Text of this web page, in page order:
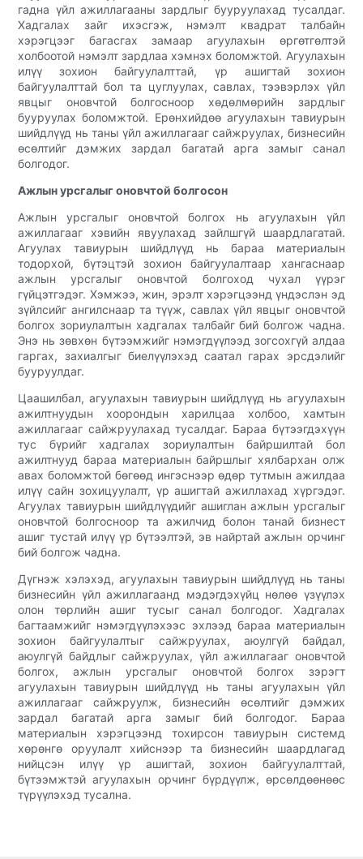
гадна үйл ажиллагааны зардлыг бууруулахад тусалдаг.
Хадгалах зайг ихэсгэж, нэмэлт квадрат талбайн
хэрэгцээг багасгах замаар агуулахын өргөтгөлтэй
холбоотой нэмэлт зардлаа хэмнэх боломжтой. Агуулахын
илүү зохион байгуулалттай, үр ашигтай зохион
байгуулалттай бол та цуглуулах, савлах, тээвэрлэх үйл
явцыг оновчтой болгосноор хөдөлмөрийн зардлыг
бууруулах боломжтой. Ерөнхийдөө агуулахын тавиурын
шийдлүүд нь таны үйл ажиллагааг сайжруулах, бизнесийн
өсөлтийг дэмжих зардал багатай арга замыг санал
болгодог.
Ажлын урсгалыг оновчтой болгосон
Ажлын урсгалыг оновчтой болгох нь агуулахын үйл
ажиллагааг хэвийн явуулахад зайлшгүй шаардлагатай.
Агуулах тавиурын шийдлүүд нь бараа материалын
тодорхой, бүтэцтэй зохион байгуулалтаар хангаснаар
ажлын урсгалыг оновчтой болгоход чухал үүрэг
гүйцэтгэдэг. Хэмжээ, жин, эрэлт хэрэгцээнд үндэслэн эд
зүйлсийг ангилснаар та түүж, савлах үйл явцыг оновчтой
болгох зориулалтын хадгалах талбайг бий болгож чадна.
Энэ нь зөвхөн бүтээмжийг нэмэгдүүлээд зогсохгүй алдаа
гаргах, захиалгыг биелүүлэхэд саатал гарах эрсдэлийг
бууруулдаг.
Цаашилбал, агуулахын тавиурын шийдлүүд нь агуулахын
ажилтнуудын хоорондын харилцаа холбоо, хамтын
ажиллагааг сайжруулахад тусалдаг. Бараа бүтээгдэхүүн
тус бүрийг хадгалах зориулалтын байршилтай бол
ажилтнууд бараа материалын байршлыг хялбархан олж
авах боломжтой бөгөөд ингэснээр өдөр тутмын ажилдаа
илүү сайн зохицуулалт, үр ашигтай ажиллахад хүргэдэг.
Агуулах тавиурын шийдлүүдийг ашиглан ажлын урсгалыг
оновчтой болгосноор та ажилчид болон танай бизнест
ашиг тустай илүү үр бүтээлтэй, эв найртай ажлын орчинг
бий болгож чадна.
Дүгнэж хэлэхэд, агуулахын тавиурын шийдлүүд нь таны
бизнесийн үйл ажиллагаанд мэдэгдэхүйц нөлөө үзүүлэх
олон төрлийн ашиг тусыг санал болгодог. Хадгалах
багтаамжийг нэмэгдүүлэхээс эхлээд бараа материалын
зохион байгуулалтыг сайжруулах, аюулгүй байдал,
аюулгүй байдлыг сайжруулах, үйл ажиллагааг оновчтой
болгох, ажлын урсгалыг оновчтой болгох зэрэгт
агуулахын тавиурын шийдлүүд нь таны агуулахын үйл
ажиллагааг сайжруулж, бизнесийн өсөлтийг дэмжих
зардал багатай арга замыг бий болгодог. Бараа
материалын хэрэгцээнд тохирсон тавиурын системд
хөрөнгө оруулалт хийснээр та бизнесийн шаардлагад
нийцсэн илүү үр ашигтай, зохион байгуулалттай,
бүтээмжтэй агуулахын орчинг бүрдүүлж, өрсөлдөөнөөс
түрүүлэхэд тусална.